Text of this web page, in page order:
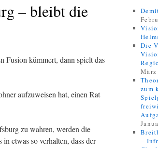
– bleibt die
Fusion kümmert, dann spielt das
aufzuweisen hat, einen Rat
zu wahren, werden die
etwas so verhalten, dass der
Die
März
zum
–